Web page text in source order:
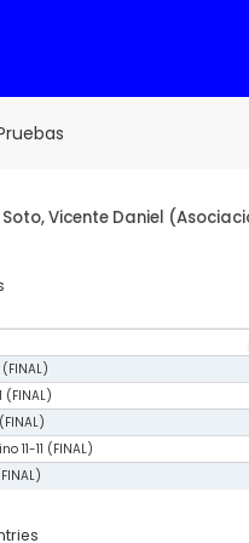
Vicente Daniel
(FINAL)
11-11 (FINAL)